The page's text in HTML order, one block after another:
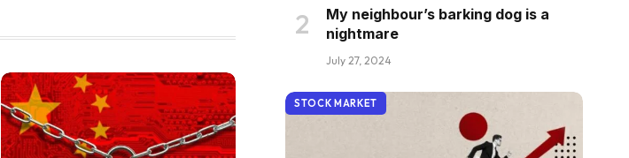
My neighbour’s barking dog is a
nightmare
July 27, 2024
STOCK MARKET